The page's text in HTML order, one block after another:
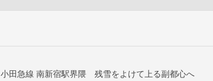
小田急線 南新宿駅界隈 残雪をよけて上る副都心へ